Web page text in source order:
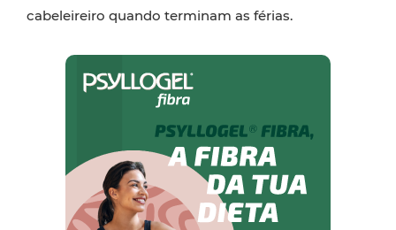
cabeleireiro quando terminam as férias.